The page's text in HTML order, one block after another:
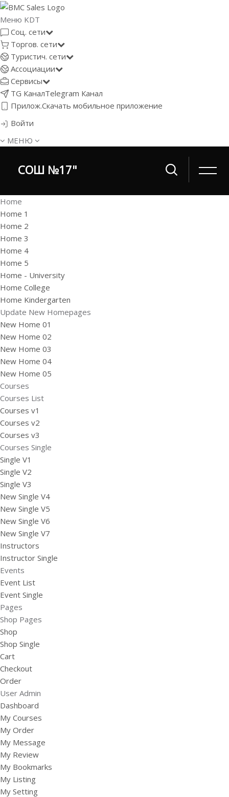
Меню KDT
Соц. сети
Торгов. сети
Туристич. сети
Ассоциации
Сервисы
TG КаналTelegram Канал
Прилож.Скачать мобильное приложение
Войти
МЕНЮ
СОШ №17"
Home
Home 1
Home 2
Home 3
Home 4
Home 5
Home - University
Home College
Home Kindergarten
Update New Homepages
New Home 01
New Home 02
New Home 03
New Home 04
New Home 05
Courses
Courses List
Courses v1
Courses v2
Courses v3
Courses Single
Single V1
Single V2
Single V3
New Single V4
New Single V5
New Single V6
New Single V7
Instructors
Instructor Single
Events
Event List
Event Single
Pages
Shop Pages
Shop
Shop Single
Cart
Checkout
Order
User Admin
Dashboard
My Courses
My Order
My Message
My Review
My Bookmarks
My Listing
My Setting